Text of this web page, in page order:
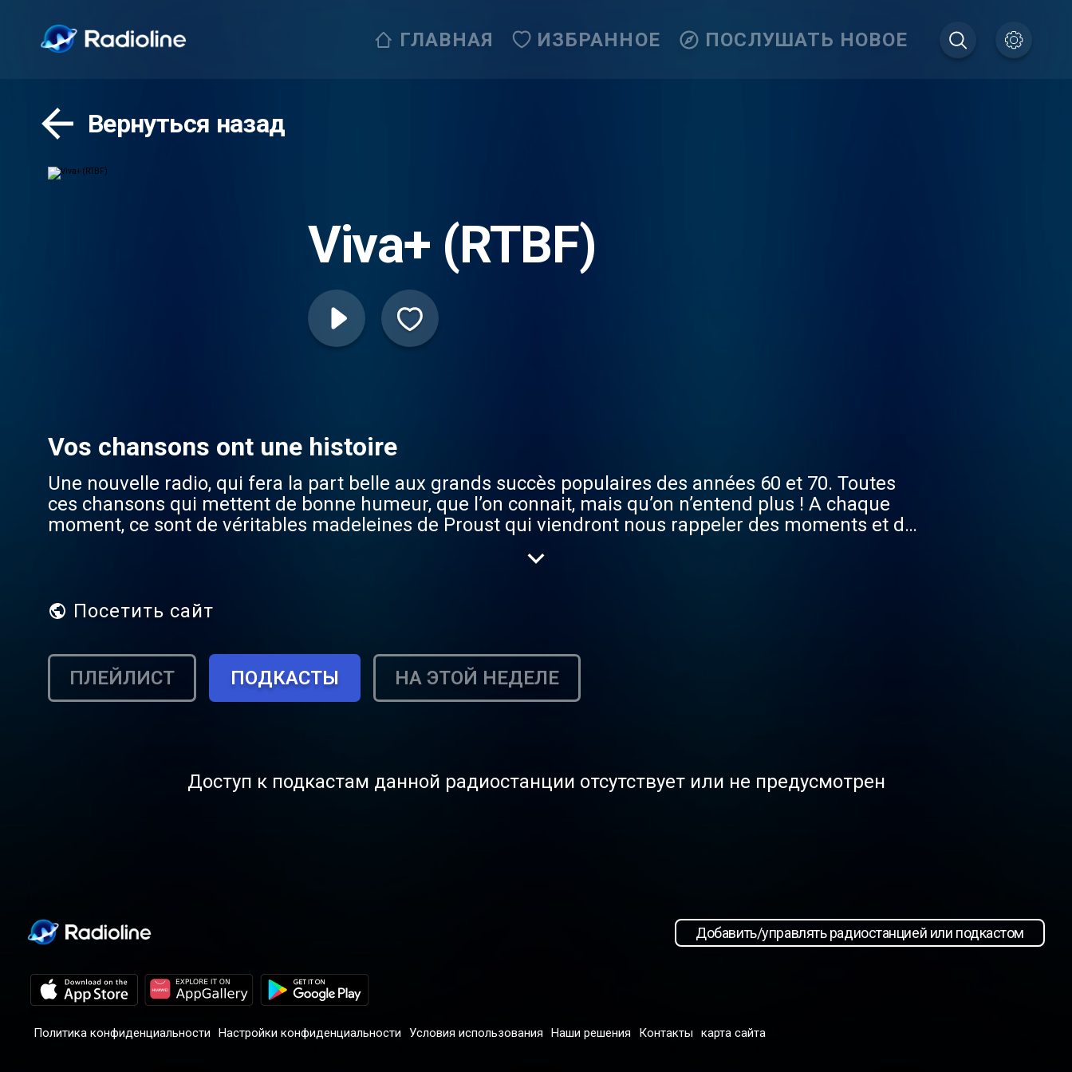
ГЛАВНАЯ ИЗБРАННОЕ ПОСЛУШАТЬ НОВОЕ
Вернуться назад
Viva+ (RTBF)
Vos chansons ont une histoire
Une nouvelle radio, qui fera la part belle aux grands succès populaires des années 60 et 70. Toutes
ces chansons qui mettent de bonne humeur, que l’on connait, mais qu’on n’entend plus ! A chaque
moment, ce sont de véritables madeleines de Proust qui viendront nous rappeler des moments et des
toujours mais dans un esprit moderne ! Loin de regretter le temps passé, Viva+ sera votre nouvelle
Посетить сайт
ПЛЕЙЛИСТ ПОДКАСТЫ НА ЭТОЙ НЕДЕЛЕ
Доступ к подкастам данной радиостанции отсутствует или не предусмотрен
Добавить/управлять радиостанцией или подкастом
Политика конфиденциальности Настройки конфиденциальности Условия использования Наши решения Контакты карта сайта